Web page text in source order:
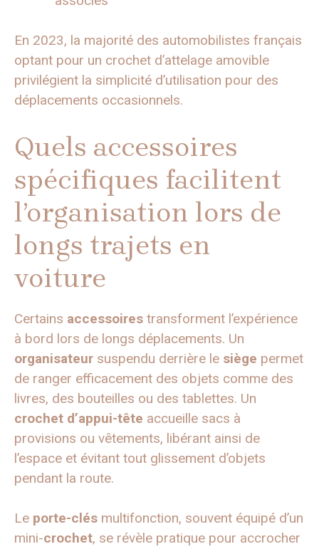
En 2023, la majorité des automobilistes français
optant pour un crochet d’attelage amovible
privilégient la simplicité d’utilisation pour des
déplacements occasionnels.
Quels accessoires
spécifiques facilitent
l’organisation lors de
longs trajets en
voiture
Certains accessoires transforment l’expérience
à bord lors de longs déplacements. Un
organisateur suspendu derrière le siège permet
de ranger efficacement des objets comme des
livres, des bouteilles ou des tablettes. Un
crochet d’appui-tête accueille sacs à
provisions ou vêtements, libérant ainsi de
l’espace et évitant tout glissement d’objets
pendant la route.
Le porte-clés multifonction, souvent équipé d’un
mini-crochet, se révèle pratique pour accrocher